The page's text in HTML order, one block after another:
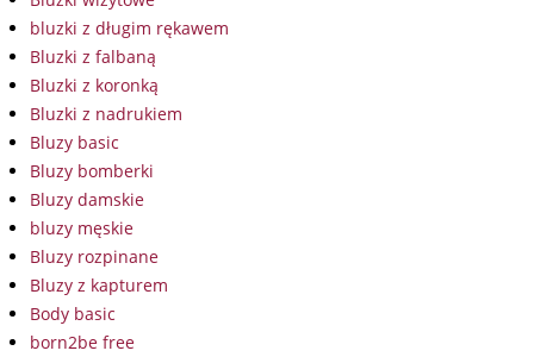
bluzki z długim rękawem
Bluzki z falbaną
Bluzki z koronką
Bluzki z nadrukiem
Bluzy basic
Bluzy bomberki
Bluzy damskie
bluzy męskie
Bluzy rozpinane
Bluzy z kapturem
Body basic
born2be free